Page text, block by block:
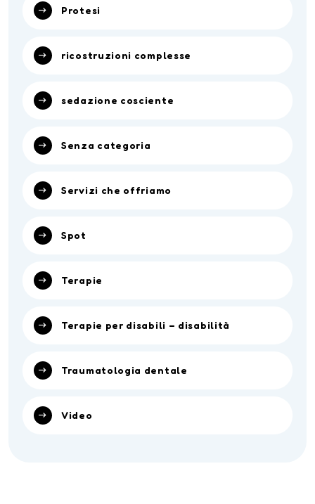
Protesi
ricostruzioni complesse
sedazione cosciente
Senza categoria
Servizi che offriamo
Spot
Terapie
Terapie per disabili – disabilità
Traumatologia dentale
Video